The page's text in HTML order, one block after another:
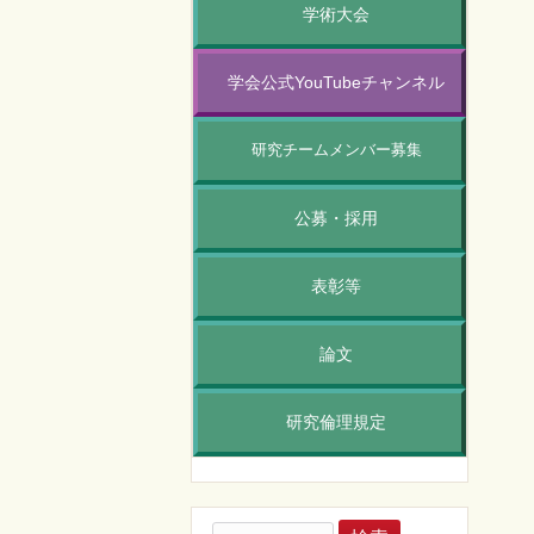
学術大会
学会公式YouTubeチャンネル
研究チームメンバー募集
公募・採用
表彰等
論文
研究倫理規定
検